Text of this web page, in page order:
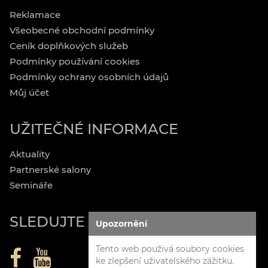
Reklamace
Všeobecné obchodní podmínky
Ceník doplňkových služeb
Podmínky používání cookies
Podmínky ochrany osobních údajů
Můj účet
UŽITEČNÉ INFORMACE
Aktuality
Partnerské salony
Semináře
SLEDUJTE NÁSUpozornění
Tento web použivá soubory cookies
ke zlepšení uživatelského zážitku.